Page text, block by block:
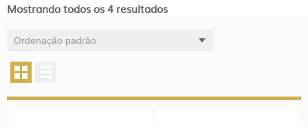
Mostrando todos os 4 resultados